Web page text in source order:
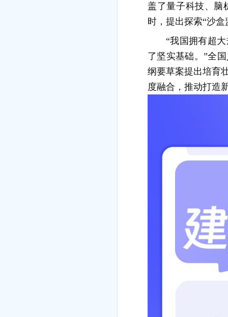
盖了量子科技、脑
时，提出探索“沙
“我国拥有超
了坚实基础。”全
纲要草案提出培育
度融合，推动打造